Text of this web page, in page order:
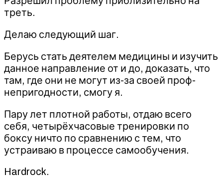
треть.
Делаю следующий шаг.
Берусь стать деятелем медицины и изучить
данное направление от и до, доказать, что
там, где они не могут из-за своей проф-
непригодности, смогу я.
Пару лет плотной работы, отдаю всего
себя, четырёхчасовые тренировки по
боксу ничто по сравнению с тем, что
устраиваю в процессе самообучения.
Hardrock.